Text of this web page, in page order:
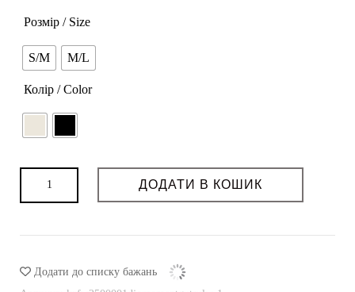
Підкладка: 50% віскоза, 50% поліестер.
Наповнювач: 100% еко пух.
Колір: молочний-комбінований.
Догляд: Прати можна в пральній машині, на виворіт, при делікатному
РОЗМІРНА СІТКА
Термін пошиву (днів): 4-5
Розмір / Size
S/M M/L
Колір / Color
Пуховик
Гуцульський
ДОДАТИ В КОШИК
Додати до списку бажань